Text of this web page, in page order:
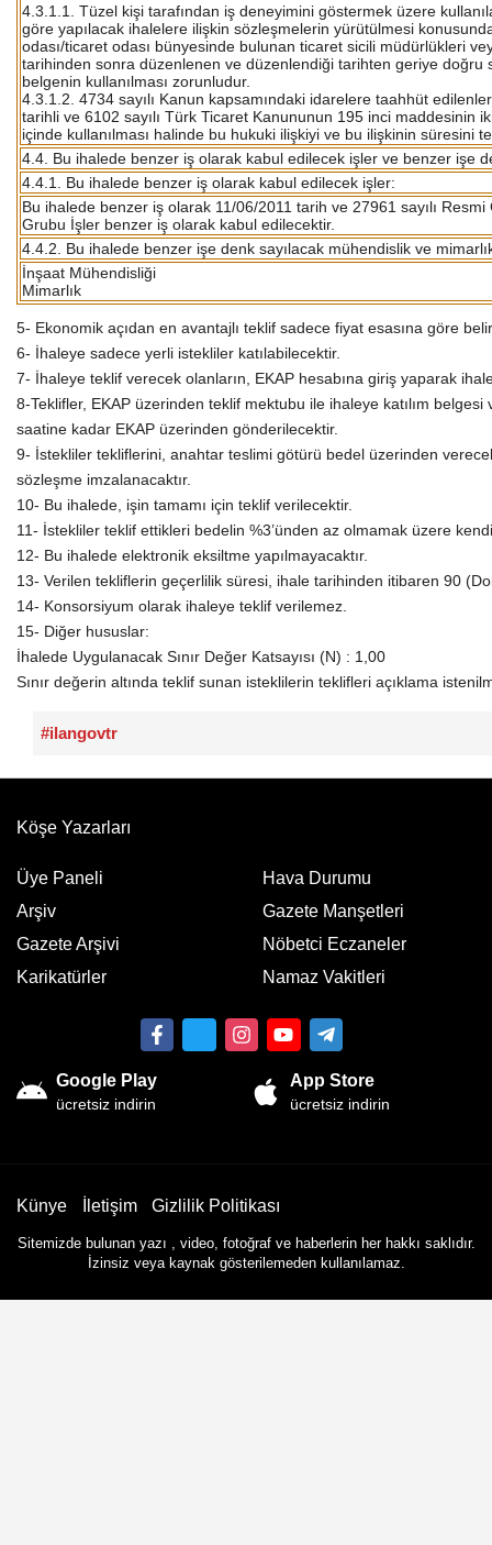
4.3.1.1. Tüzel kişi tarafından iş deneyimini göstermek üzere
göre yapılacak ihalelere ilişkin sözleşmelerin yürütülmesi
odası/ticaret odası bünyesinde bulunan ticaret sicili müdürlükleri
tarihinden sonra düzenlenen ve düzenlendiği tarihten geriye doğru
belgenin kullanılması zorunludur.
4.3.1.2. 4734 sayılı Kanun kapsamındaki idarelere taahhüt
tarihli ve 6102 sayılı Türk Ticaret Kanununun 195 inci maddesinin
içinde kullanılması halinde bu hukuki ilişkiyi ve bu ilişkinin süresini
4.4. Bu ihalede benzer iş olarak kabul edilecek işler ve benzer işe
4.4.1. Bu ihalede benzer iş olarak kabul edilecek işler:
Bu ihalede benzer iş olarak 11/06/2011 tarih ve 27961 sayılı
Grubu İşler benzer iş olarak kabul edilecektir.
4.4.2. Bu ihalede benzer işe denk sayılacak mühendislik ve
İnşaat Mühendisliği
Mimarlık
5- Ekonomik açıdan en avantajlı teklif sadece fiyat esasına göre
6- İhaleye sadece yerli istekliler katılabilecektir.
7- İhaleye teklif verecek olanların, EKAP hesabına giriş yaparak
8-Teklifler, EKAP üzerinden teklif mektubu ile ihaleye katılım
saatine kadar EKAP üzerinden gönderilecektir.
9- İstekliler tekliflerini, anahtar teslimi götürü bedel üzerinden
sözleşme imzalanacaktır.
10- Bu ihalede, işin tamamı için teklif verilecektir.
11- İstekliler teklif ettikleri bedelin %3’ünden az olmamak üzere
12- Bu ihalede elektronik eksiltme yapılmayacaktır.
13- Verilen tekliflerin geçerlilik süresi, ihale tarihinden itibaren 90
14- Konsorsiyum olarak ihaleye teklif verilemez.
15- Diğer hususlar:
İhalede Uygulanacak Sınır Değer Katsayısı (N) : 1,00
Sınır değerin altında teklif sunan isteklilerin teklifleri açıklama
#ilangovtr
Köşe Yazarları
Üye Paneli
Arşiv
Gazete Arşivi
Karikatürler
Hava Durumu
Gazete Manşetleri
Nöbetci Eczaneler
Namaz Vakitleri
Google Play
ücretsiz indirin
App Store
ücretsiz indirin
Künye İletişim Gizlilik Politikası
Sitemizde bulunan yazı , video, fotoğraf ve haberlerin her hakkı saklıdır.
İzinsiz veya kaynak gösterilemeden kullanılamaz.